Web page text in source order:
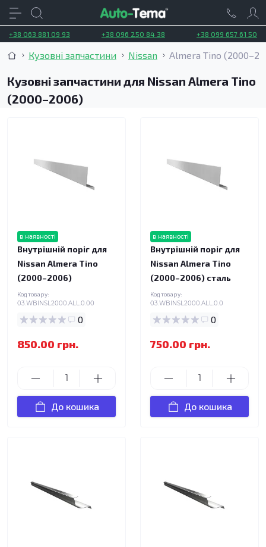
+38 063 881 09 93 +38 096 250 84 38 +38 099 657 61 50
Кузовні запчастини Nissan Almera Tino
Кузовні запчастини для Nissan Almera Tino
(2000–2006)
в наявності
Внутрішній поріг для
Nissan Almera Tino
(2000–2006)
Код товару:
03.WBINSL2000.ALL.0.00
0
850.00 грн.
До кошика
в наявності
Внутрішній поріг для
Nissan Almera Tino
(2000–2006) сталь
Код товару:
03.WBINSL2000.ALL.0.0
0
750.00 грн.
До кошика